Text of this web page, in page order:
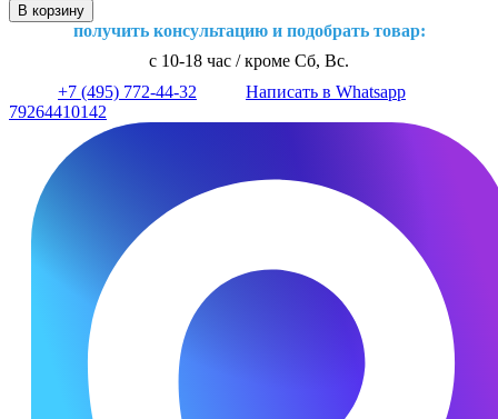
В корзину
получить консультацию и подобрать товар:
с 10-18 час / кроме Сб, Вс.
+7 (495) 772-44-32
Написать в Whatsapp
79264410142